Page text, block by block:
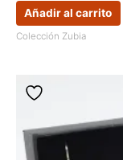
Añadir al carrito
Colección Zubia